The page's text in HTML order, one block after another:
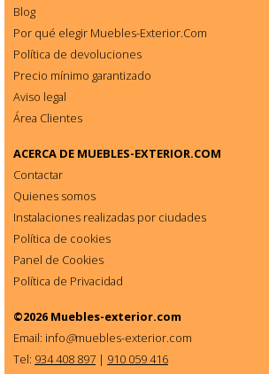
Blog
Por qué elegir Muebles-Exterior.Com
Política de devoluciones
Precio mínimo garantizado
Aviso legal
Área Clientes
ACERCA DE MUEBLES-EXTERIOR.COM
Contactar
Quienes somos
Instalaciones realizadas por ciudades
Política de cookies
Panel de Cookies
Política de Privacidad
©2026 Muebles-exterior.com
Email: info@muebles-exterior.com
Tel: 934 408 897 | 910 059 416